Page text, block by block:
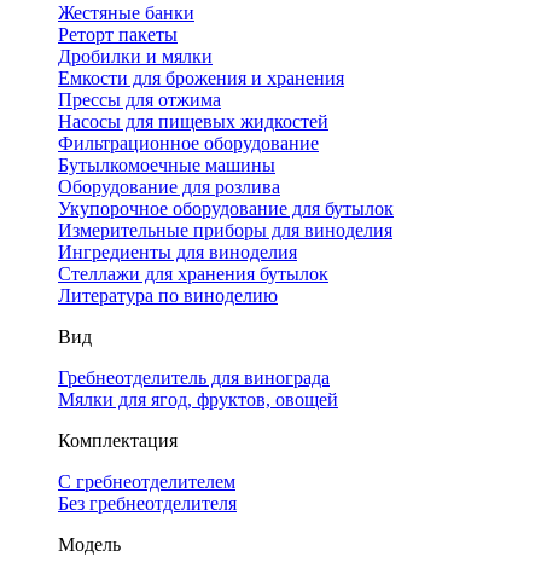
Жестяные банки
Реторт пакеты
Дробилки и мялки
Емкости для брожения и хранения
Прессы для отжима
Насосы для пищевых жидкостей
Фильтрационное оборудование
Бутылкомоечные машины
Оборудование для розлива
Укупорочное оборудование для бутылок
Измерительные приборы для виноделия
Ингредиенты для виноделия
Стеллажи для хранения бутылок
Литература по виноделию
Вид
Гребнеотделитель для винограда
Мялки для ягод, фруктов, овощей
Комплектация
С гребнеотделителем
Без гребнеотделителя
Модель